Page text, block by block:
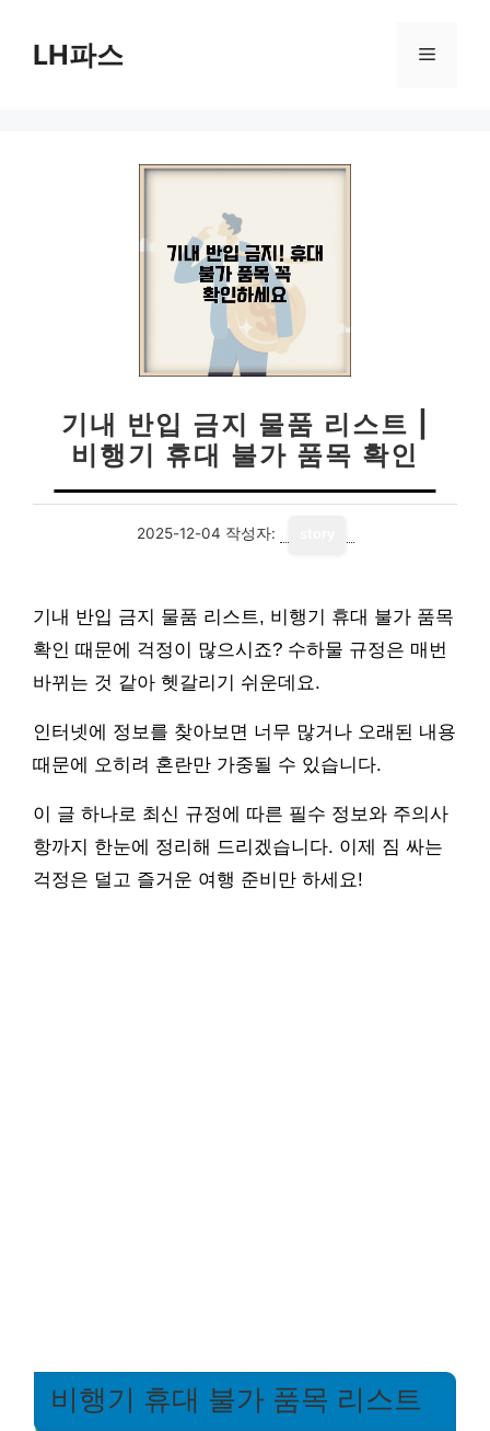
LH파스 메
기내 반입 금지 물품 리스트 |
비행기 휴대 불가 품목 확인
2025-12-04 작성자:
기내 반입 금지 물품 리스트, 비행기 휴대 불가 품목
확인 때문에 걱정이 많으시죠? 수하물 규정은 매번
바뀌는 것 같아 헷갈리기 쉬운데요.
인터넷에 정보를 찾아보면 너무 많거나 오래된 내용
때문에 오히려 혼란만 가중될 수 있습니다.
이 글 하나로 최신 규정에 따른 필수 정보와 주의사
항까지 한눈에 정리해 드리겠습니다. 이제 짐 싸는
걱정은 덜고 즐거운 여행 준비만 하세요!
비행기 휴대 불가 품목 리스트